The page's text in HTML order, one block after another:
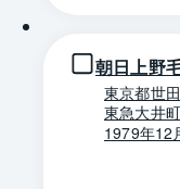
朝日上野
東京都世
東急大井
1979年12